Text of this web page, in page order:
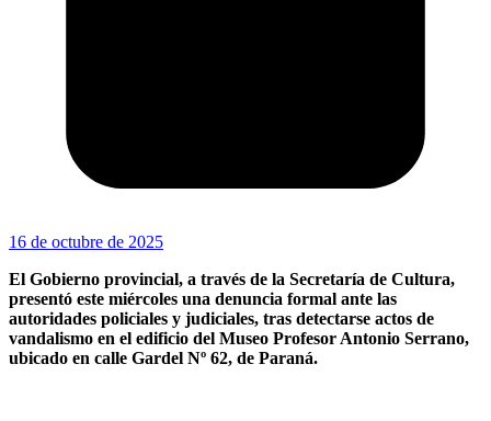
16 de octubre de 2025
El Gobierno provincial, a través de la Secretaría de Cultura,
presentó este miércoles una denuncia formal ante las
autoridades policiales y judiciales, tras detectarse actos de
vandalismo en el edificio del Museo Profesor Antonio Serrano,
ubicado en calle Gardel Nº 62, de Paraná.